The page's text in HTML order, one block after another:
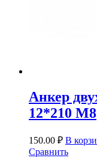
Анкер
12*210 М8
150.00 ₽ В
Сравнить